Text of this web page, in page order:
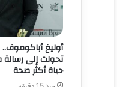
تحولت إلى
حياة أكثر صحة